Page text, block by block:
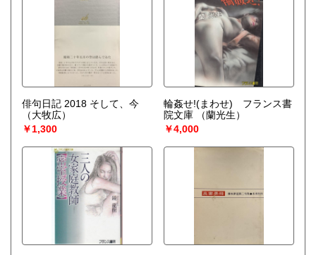
俳句日記 2018 そして、今
（大牧広）
￥1,300
輪姦せ!(まわせ) フランス書
院文庫
（蘭光生）
￥4,000